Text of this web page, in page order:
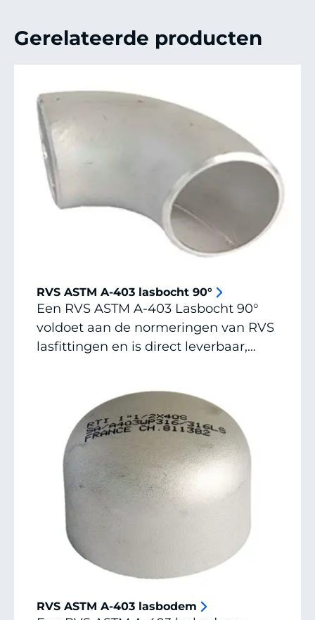
Gerelateerde producten
RVS ASTM A-403 lasbocht 90°
Een RVS ASTM A-403 Lasbocht 90°
voldoet aan de normeringen van RVS
lasfittingen en is direct leverbaar,
RVS ASTM A-403 lasbodem